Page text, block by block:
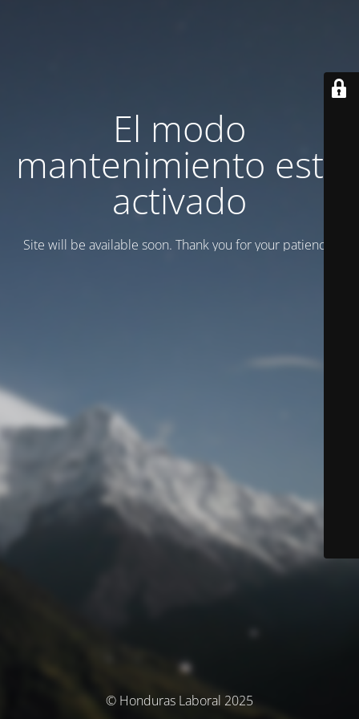
El modo
mantenimiento está
activado
Site will be available soon. Thank you for your patience!
© Honduras Laboral 2025